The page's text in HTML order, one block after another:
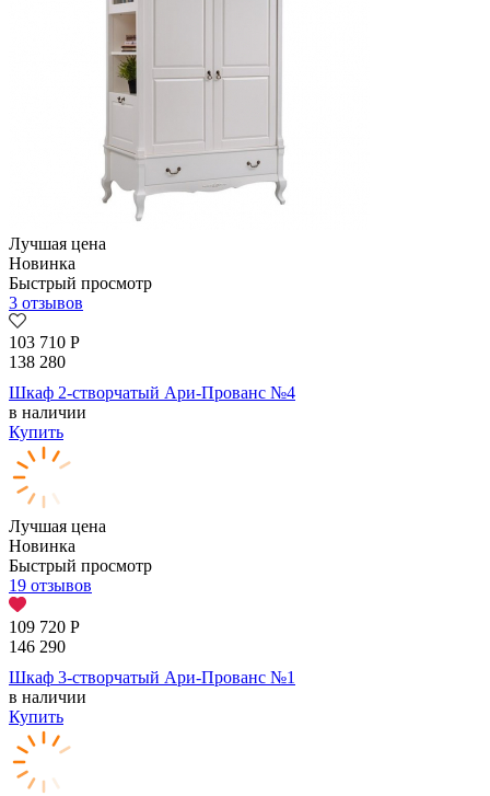
Лучшая цена
Новинка
Быстрый просмотр
3 отзывов
103 710 Р
138 280
Шкаф 2-створчатый Ари-Прованс №4
в наличии
Купить
Лучшая цена
Новинка
Быстрый просмотр
19 отзывов
109 720 Р
146 290
Шкаф 3-створчатый Ари-Прованс №1
в наличии
Купить